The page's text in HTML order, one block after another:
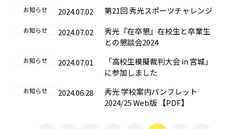
お知らせ 2024.07.02 第21回 秀光スポーツチャレンジ
お知らせ 2024.07.02
秀光『在卒懇』在校生と卒業生
との懇談会2024
お知らせ 2024.07.01
「高校生模擬裁判大会 in 宮城」
に参加しました
お知らせ 2024.06.28
秀光 学校案内パンフレット
2024/25 Web版 【PDF】